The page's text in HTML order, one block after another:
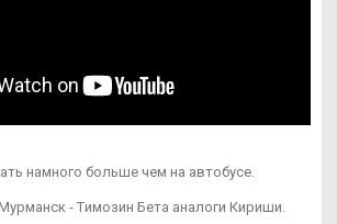
намного больше чем на автобусе.
- Tимозин Бета аналоги Кириши.